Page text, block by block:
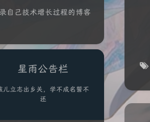
自己技术增长过程的博客
星雨公告栏
儿立志出乡关，学不成名誓不
还